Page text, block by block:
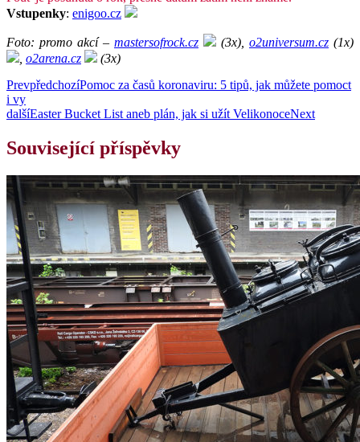
Vstupenky: enigoo.cz
Foto: promo akcí – mastersofrock.cz (3x), o2universum.cz (1x)
o2arena.cz
(3x)
PrevpředchozíPomoc za časů koronaviru: 5 tipů, jak můžete pomoct
i vy
dalšíEaster Bucket List aneb plán, jak si užít VelikonoceNext
Související příspěvky